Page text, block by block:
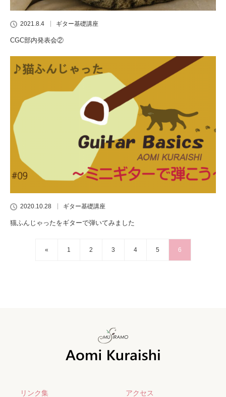
2021.8.4 ギター基礎講座
CGC部内発表会②
2020.10.28 ギター基礎講座
猫ふんじゃったをギターで弾いてみました
« 1 2 3 4 5 6
リンク集 アクセス